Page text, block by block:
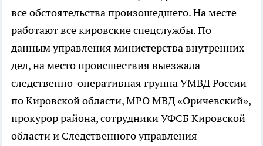
все обстоятельства произошедшего. На месте
работают все кировские спецслужбы. По
данным управления министерства внутренних
дел, на место происшествия выезжала
следственно-оперативная группа УМВД России
по Кировской области, МРО МВД «Оричевский»,
прокурор района, сотрудники УФСБ Кировской
области и Следственного управления